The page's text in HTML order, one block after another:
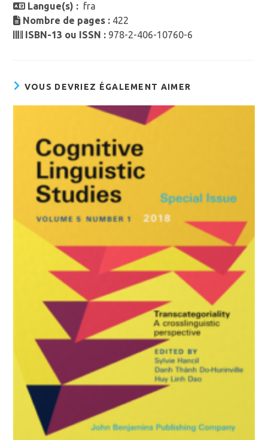
Langue(s) : fra
Nombre de pages : 422
ISBN-13 ou ISSN : 978-2-406-10760-6
VOUS DEVRIEZ ÉGALEMENT AIMER